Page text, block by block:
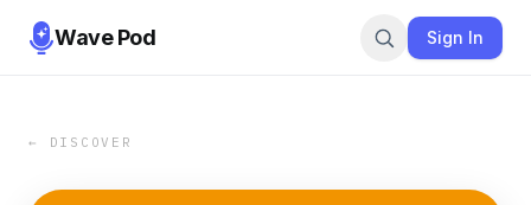
Wave Pod Sign In
← DISCOVER